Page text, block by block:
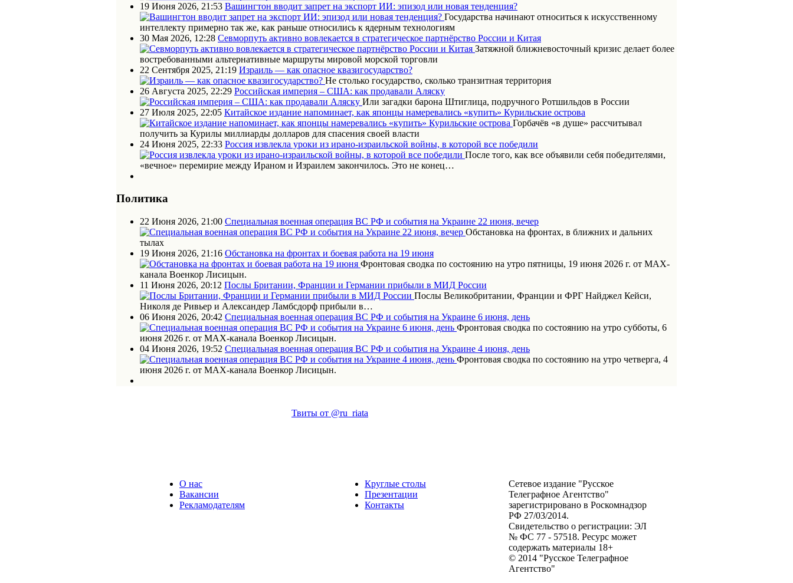
19 Июня 2026, 21:53 Вашингтон вводит запрет на экспорт ИИ: эпизод или новая тенденция?
Государства начинают относиться к искусственному
интеллекту примерно так же, как раньше относились к ядерным технологиям
30 Мая 2026, 12:28 Севморпуть активно вовлекается в стратегическое партнёрство России и Китая
Затяжной ближневосточный кризис делает более
востребованными альтернативные маршруты мировой морской торговли
22 Сентября 2025, 21:19 Израиль — как опасное квазигосударство?
Не столько государство, сколько транзитная территория
26 Августа 2025, 22:29 Российская империя – США: как продавали Аляску
Или загадки барона Штиглица, подручного Ротшильдов в России
27 Июля 2025, 22:05 Китайское издание напоминает, как японцы намеревались «купить» Курильские острова
Горбачёв «в душе» рассчитывал
получить за Курилы миллиарды долларов для спасения своей власти
24 Июня 2025, 22:33 Россия извлекла уроки из ирано-израильской войны, в которой все победили
После того, как все объявили себя победителями,
«вечное» перемирие между Ираном и Израилем закончилось. Это не конец…
Политика
22 Июня 2026, 21:00 Специальная военная операция ВС РФ и события на Украине 22 июня, вечер
Обстановка на фронтах, в ближних и дальних
тылах
19 Июня 2026, 21:16 Обстановка на фронтах и боевая работа на 19 июня
Фронтовая сводка по состоянию на утро пятницы, 19 июня 2026 г. от МАХ-
канала Военкор Лисицын.
11 Июня 2026, 20:12 Послы Британии, Франции и Германии прибыли в МИД России
Послы Великобритании, Франции и ФРГ Найджел Кейси,
Николя де Ривьер и Александер Ламбсдорф прибыли в…
06 Июня 2026, 20:42 Специальная военная операция ВС РФ и события на Украине 6 июня, день
Фронтовая сводка по состоянию на утро субботы, 6
июня 2026 г. от МАХ-канала Военкор Лисицын.
04 Июня 2026, 19:52 Специальная военная операция ВС РФ и события на Украине 4 июня, день
Фронтовая сводка по состоянию на утро четверга, 4
июня 2026 г. от МАХ-канала Военкор Лисицын.
Твиты от @ru_riata
О нас
Вакансии
Рекламодателям
Круглые столы
Презентации
Контакты
Сетевое издание "Русское
Телеграфное Агентство"
зарегистрировано в Роскомнадзор
РФ 27/03/2014.
Свидетельство о регистрации: ЭЛ
№ ФС 77 - 57518. Ресурс может
содержать материалы 18+
© 2014 "Русское Телеграфное
Агентство"